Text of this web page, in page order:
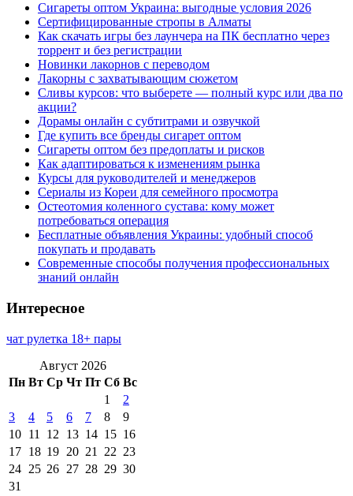
Сигареты оптом Украина: выгодные условия 2026
Сертифицированные стропы в Алматы
Как скачать игры без лаунчера на ПК бесплатно через
торрент и без регистрации
Новинки лакорнов с переводом
Лакорны с захватывающим сюжетом
Сливы курсов: что выберете — полный курс или два по
акции?
Дорамы онлайн с субтитрами и озвучкой
Где купить все бренды сигарет оптом
Сигареты оптом без предоплаты и рисков
Как адаптироваться к изменениям рынка
Курсы для руководителей и менеджеров
Сериалы из Кореи для семейного просмотра
Остеотомия коленного сустава: кому может
потребоваться операция
Бесплатные объявления Украины: удобный способ
покупать и продавать
Современные способы получения профессиональных
знаний онлайн
Интересное
чат рулетка 18+ пары
Август 2026
Пн Вт Ср Чт Пт Сб Вс
1
2
3
4 5 6 7 8
9
10 11 12 13 14 15 16
17 18 19 20 21 22 23
24 25 26 27 28 29 30
31